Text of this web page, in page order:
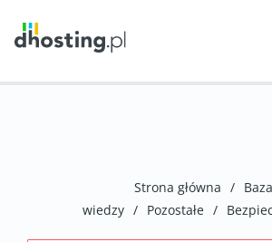
Strona główna /
Baza
wiedzy / Pozostałe /